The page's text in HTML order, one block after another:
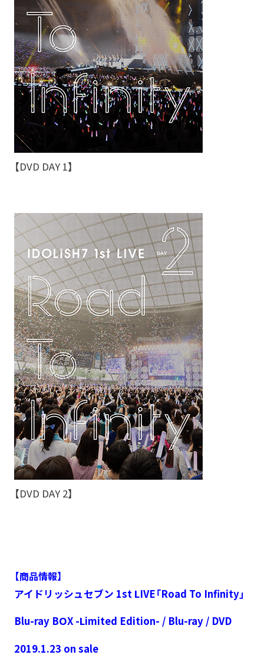
【DVD DAY 1】
【DVD DAY 2】
【商品情報】
アイドリッシュセブン 1st LIVE「Road To Infinity」
Blu-ray BOX -Limited Edition- / Blu-ray / DVD
2019.1.23 on sale